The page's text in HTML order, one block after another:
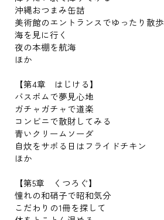
沖縄おつまみ缶詰
美術館のエントランスでゆったり散歩
海を見に行く
夜の本棚を航海
ほか
【第4章 はじける】
バスボムで夢見心地
ガチャガチャで道楽
コンビニで散財してみる
青いクリームソーダ
自炊をサボる日はフライドチキン
ほか
【第5章 くつろぐ】
憧れの和硝子で昭和気分
こだわりの1冊を探して